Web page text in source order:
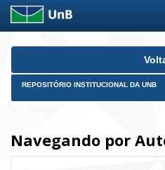
Skip
REPOSITÓRIO INSTITUCIONAL DA UNB
Navegando por